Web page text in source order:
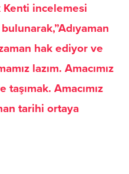
Kenti incelemesi
hak ediyor ve
lazım. Amacımız
Amacımız
tarihi ortaya